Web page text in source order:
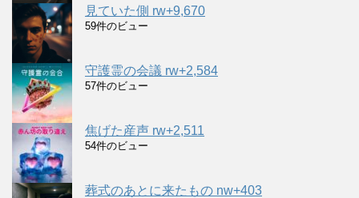
見ていた側 rw+9,670
59件のビュー
守護霊の会議 rw+2,584
57件のビュー
焦げた産声 rw+2,511
54件のビュー
葬式のあとに来たもの nw+403